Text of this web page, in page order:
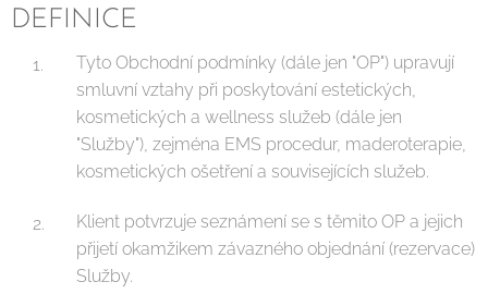
DEFINICE
Tyto Obchodní podmínky (dále jen "OP") upravují
smluvní vztahy při poskytování estetických,
kosmetických a wellness služeb (dále jen
"Služby"), zejména EMS procedur, maderoterapie,
kosmetických ošetření a souvisejících služeb.
Klient potvrzuje seznámení se s těmito OP a jejich
přijetí okamžikem závazného objednání (rezervace)
Služby.